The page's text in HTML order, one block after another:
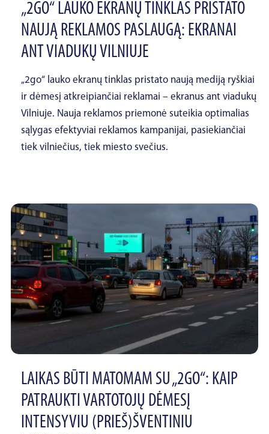
„2GO“ LAUKO EKRANŲ TINKLAS PRISTATO
NAUJĄ REKLAMOS PASLAUGĄ: EKRANAI
ANT VIADUKŲ VILNIUJE
„2go“ lauko ekranų tinklas pristato naują mediją ryškiai
ir dėmesį atkreipiančiai reklamai – ekranus ant viadukų
Vilniuje. Nauja reklamos priemonė suteikia optimalias
sąlygas efektyviai reklamos kampanijai, pasiekiančiai
tiek vilniečius, tiek miesto svečius.
LAIKAS BŪTI MATOMAM SU „2GO“: KAIP
PATRAUKTI VARTOTOJŲ DĖMESĮ
INTENSYVIU (PRIEŠ)ŠVENTINIU